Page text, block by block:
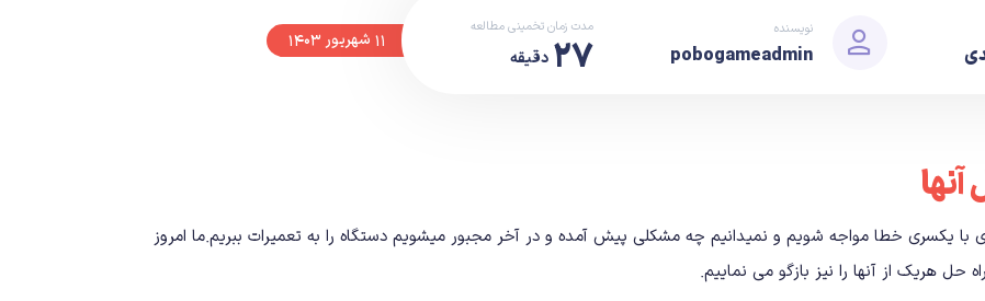
نویسنده
pobogameadmin
مدت زمان تخمینی مطالعه
۲۷ دقیقه
۱۱ شهریور ۱۴۰۳
یکسری خطا مواجه شویم و نمیدانیم چه مشکلی پیش آمده و در آخر مجبور میشویم دستگاه را به تعمیرات ببریم.ما امروز